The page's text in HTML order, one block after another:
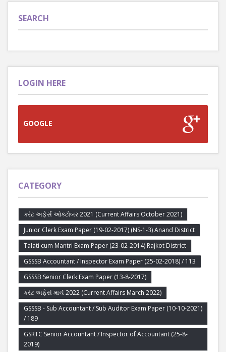
SEARCH
LOGIN HERE
GOOGLE
CATEGORY
કરંટ અફેર્સ ઓક્ટોબર 2021 (Current Affairs October 2021)
Junior Clerk Exam Paper (19-02-2017) (NS-1-3) Anand District
Talati cum Mantri Exam Paper (23-02-2014) Rajkot District
GSSSB Accountant / Inspector Exam Paper (25-02-2018) / 113
GSSSB Senior Clerk Exam Paper (13-8-2017)
કરંટ અફેર્સ માર્ચ 2022 (Current Affairs March 2022)
GSSSB - Sub Accountant / Sub Auditor Exam Paper (10-10-2021)
/ 189
GSRTC Senior Accountant / Inspector of Accountant (25-8-
2019)